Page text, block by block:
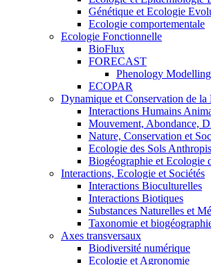
Génétique et Ecologie
Ecologie comportementale
Ecologie Fonctionnelle
BioFlux
FORECAST
Phenology
ECOPAR
Dynamique et Conservation de
Interactions Humains
Mouvement, Abondance,
Nature, Conservation et
Ecologie des Sols
Biogéographie et Ecologie
Interactions, Ecologie et Sociétés
Interactions Bioculturelles
Interactions Biotiques
Substances Naturelles et
Taxonomie et
Axes transversaux
Biodiversité numérique
Ecologie et Agronomie